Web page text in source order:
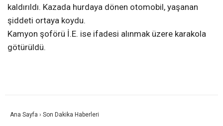
kaldırıldı. Kazada hurdaya dönen otomobil, yaşanan
şiddeti ortaya koydu.
Kamyon şoförü İ.E. ise ifadesi alınmak üzere karakola
götürüldü.
Ana Sayfa › Son Dakika Haberleri